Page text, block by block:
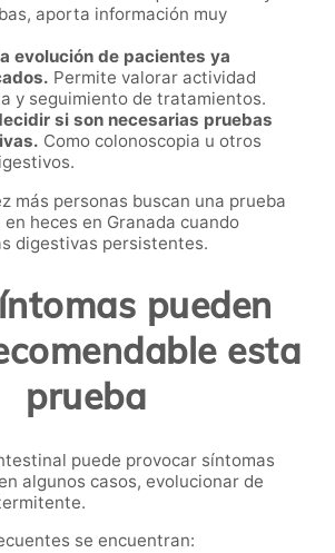
aporta información muy
evolución de pacientes ya
Permite valorar actividad
y seguimiento de tratamientos.
si son necesarias pruebas
Como colonoscopia u otros
más personas buscan una prueba
heces en Granada cuando
digestivas persistentes.
pueden
esta
prueba
puede provocar síntomas
algunos casos, evolucionar de
se encuentran: